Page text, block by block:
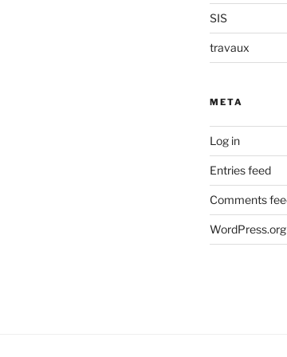
SIS
travaux
META
Log in
Entries feed
Comments
WordPress.org